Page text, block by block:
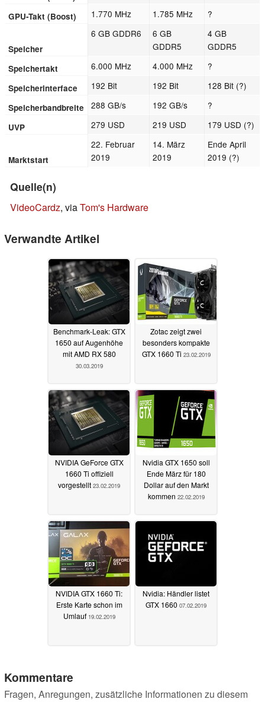
GPU-Takt (Boost) 1.770 MHz 1.785 MHz ?
Speicher
6 GB GDDR6
6 GB
GDDR5
4 GB
GDDR5
Speichertakt 6.000 MHz 4.000 MHz ?
Speicherinterface 192 Bit 192 Bit 128 Bit (?)
Speicherbandbreite 288 GB/s 192 GB/s ?
UVP 279 USD 219 USD 179 USD (?)
Marktstart
22. Februar
2019
14. März
2019
Ende April
2019 (?)
Quelle(n)
VideoCardz, viaTom's Hardware
Verwandte Artikel
Benchmark-Leak: GTX
1650 auf Augenhöhe
mit AMD RX 580
30.03.2019
Zotac zeigt zwei
besonders kompakte
GTX 1660 Ti 23.02.2019
NVIDIA GeForce GTX
1660 Ti offiziell
vorgestellt 23.02.2019
Nvidia GTX 1650 soll
Ende März für 180
Dollar auf den Markt
kommen 22.02.2019
NVIDIA GTX 1660 Ti:
Erste Karte schon im
Umlauf 19.02.2019
Nvidia: Händler listet
GTX 1660 07.02.2019
Kommentare
Fragen, Anregungen, zusätzliche Informationen zu diesem